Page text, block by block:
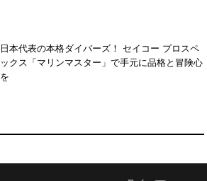
日本代表の本格ダイバーズ！ セイコー プロスペ
ックス「マリンマスター」で手元に品格と冒険心
を